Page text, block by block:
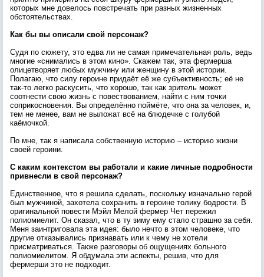
которых мне довелось повстречать при разных жизненных
обстоятельствах.
Как бы вы описали свой персонаж?
Судя по сюжету, это едва ли не самая примечательная роль, ведь
многие «снимались в этом кино». Скажем так, эта фермерша
олицетворяет любых мужчину или женщину в этой истории.
Полагаю, что силу героине придаёт её же субъективность; её не
так-то легко раскусить, что хорошо, так как зритель может
соотнести свою жизнь с повествованием, найти с ним точки
соприкосновения. Вы определённо поймёте, что она за человек, и,
тем не менее, вам не выложат всё на блюдечке с голубой
каёмочкой.
По мне, так я написала собственную историю – историю жизни
своей героини.
С каким контекстом вы работали и какие личные подробности
привнесли в свой персонаж?
Единственное, что я решила сделать, поскольку изначально герой
был мужчиной, захотела сохранить в героине толику бодрости. В
оригинальной повести Мэйл Мелой фермер Чет пережил
полиомиелит. Он сказал, что в ту зиму ему стало страшно за себя.
Меня заинтриговала эта идея: было нечто в этом человеке, что
другие отказывались признавать или к чему не хотели
присматриваться. Также разговоры об ощущениях больного
полиомиелитом. Я обдумала эти аспекты, решив, что для
фермерши это не подходит.